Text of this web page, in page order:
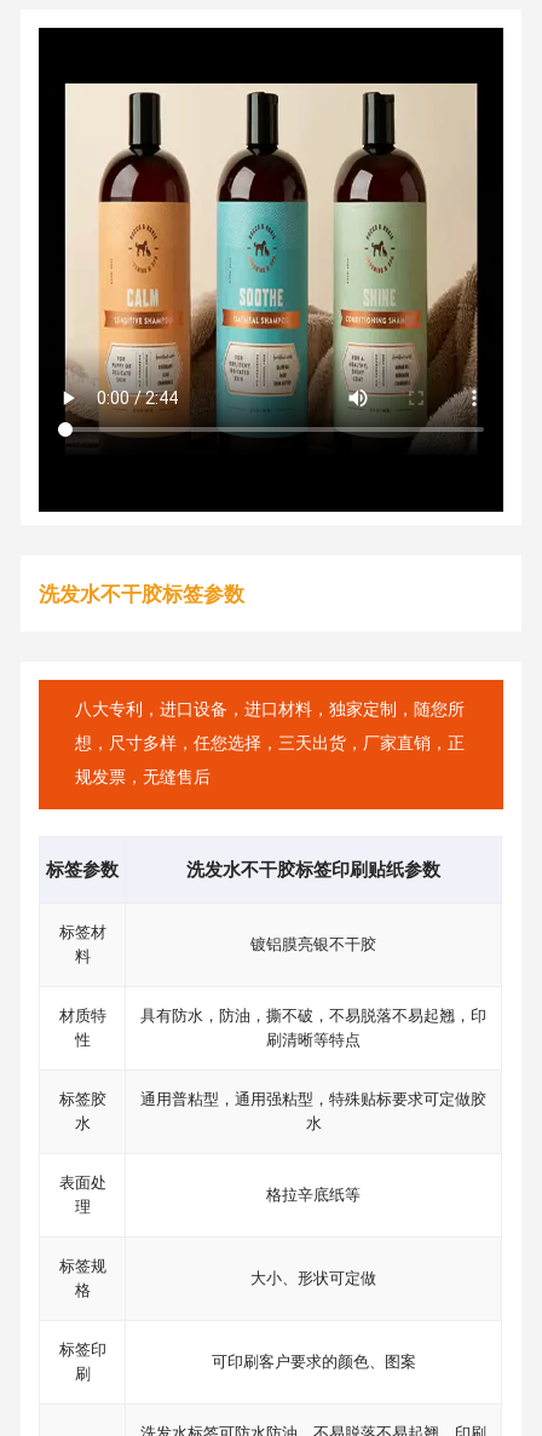
洗发水不干胶标签参数
八大专利，进口设备，进口材料，独家定制，随您所
想，尺寸多样，任您选择，三天出货，厂家直销，正
规发票，无缝售后
标签参数 洗发水不干胶标签印刷贴纸参数
标签材
料
镀铝膜亮银不干胶
材质特
性
具有防水，防油，撕不破，不易脱落不易起翘，印
刷清晰等特点
标签胶
水
通用普粘型，通用强粘型，特殊贴标要求可定做胶
水
表面处
理
格拉辛底纸等
标签规
格
大小、形状可定做
标签印
刷
可印刷客户要求的颜色、图案